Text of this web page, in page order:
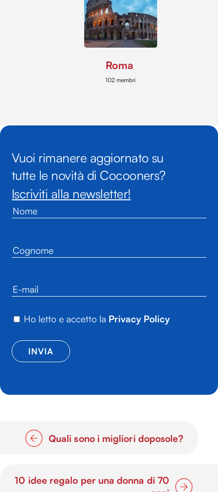
Roma
102 membri
Vuoi rimanere aggiornato su
tutte le novità di Cocooners?
Iscriviti alla newsletter!
Ho letto e accetto la Privacy Policy
Quali sono i migliori doposole?
10 idee regalo per una donna di 70